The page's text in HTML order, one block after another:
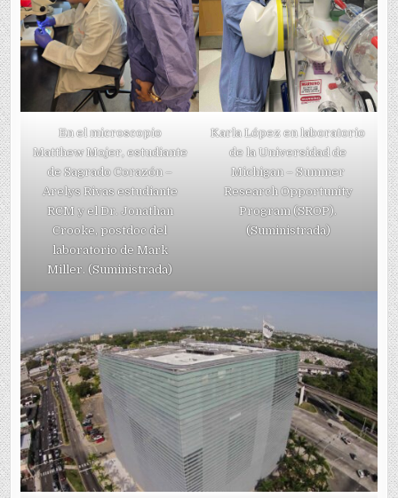
En el microscopio
Matthew Mojer, estudiante
de Sagrado Corazón –
Arelys Rivas estudiante
RCM y el Dr. Jonathan
Crooke, postdoc del
laboratorio de Mark
Miller. (Suministrada)
Karla López en laboratorio
de la Universidad de
Michigan – Summer
Research Opportunity
Program (SROP).
(Suministrada)